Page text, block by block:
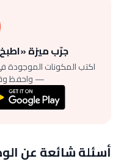
جرّب ميزة
اكتب المكونات الموجودة
— واحفظ
أسئلة شائعة عن